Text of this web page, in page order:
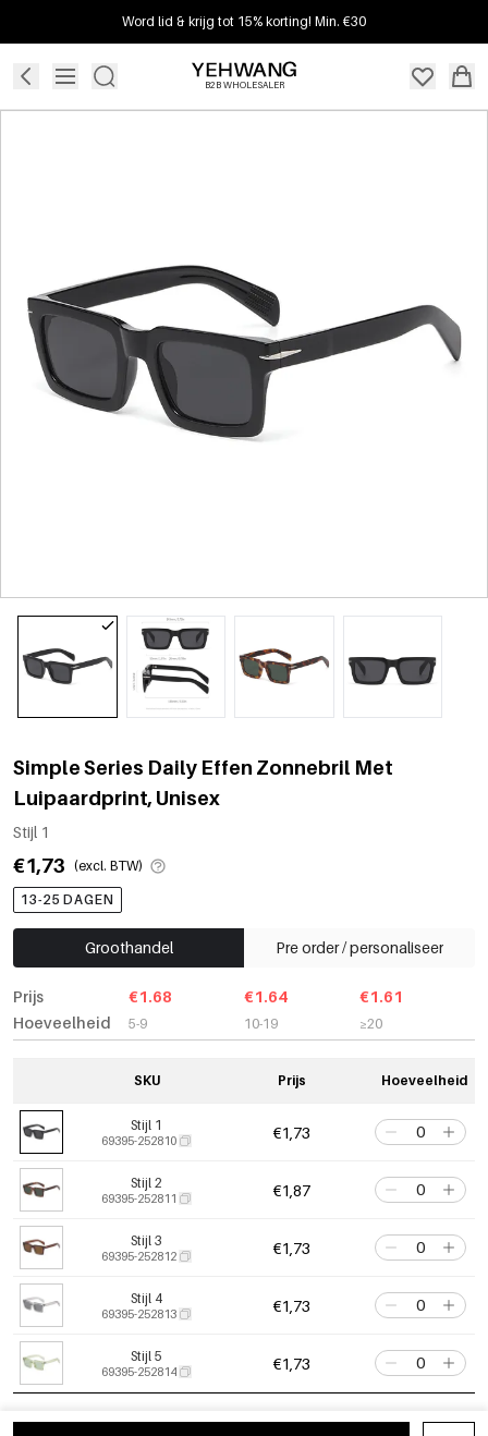
Word lid & krijg tot 15% korting! Min. €30
B2B WHOLESALER
Simple Series Daily Effen Zonnebril Met
Luipaardprint, Unisex
Stijl 1
€1,73 (excl. BTW)
13-25 DAGEN
Groothandel Pre order / personaliseer
Prijs
Hoeveelheid
€1.68
5-9
€1.64
10-19
€1.61
≥20
SKU Prijs Hoeveelheid
Stijl 1
69395-252810 €1,73
Stijl 2
69395-252811 €1,87
Stijl 3
69395-252812 €1,73
Stijl 4
69395-252813 €1,73
Stijl 5
69395-252814 €1,73